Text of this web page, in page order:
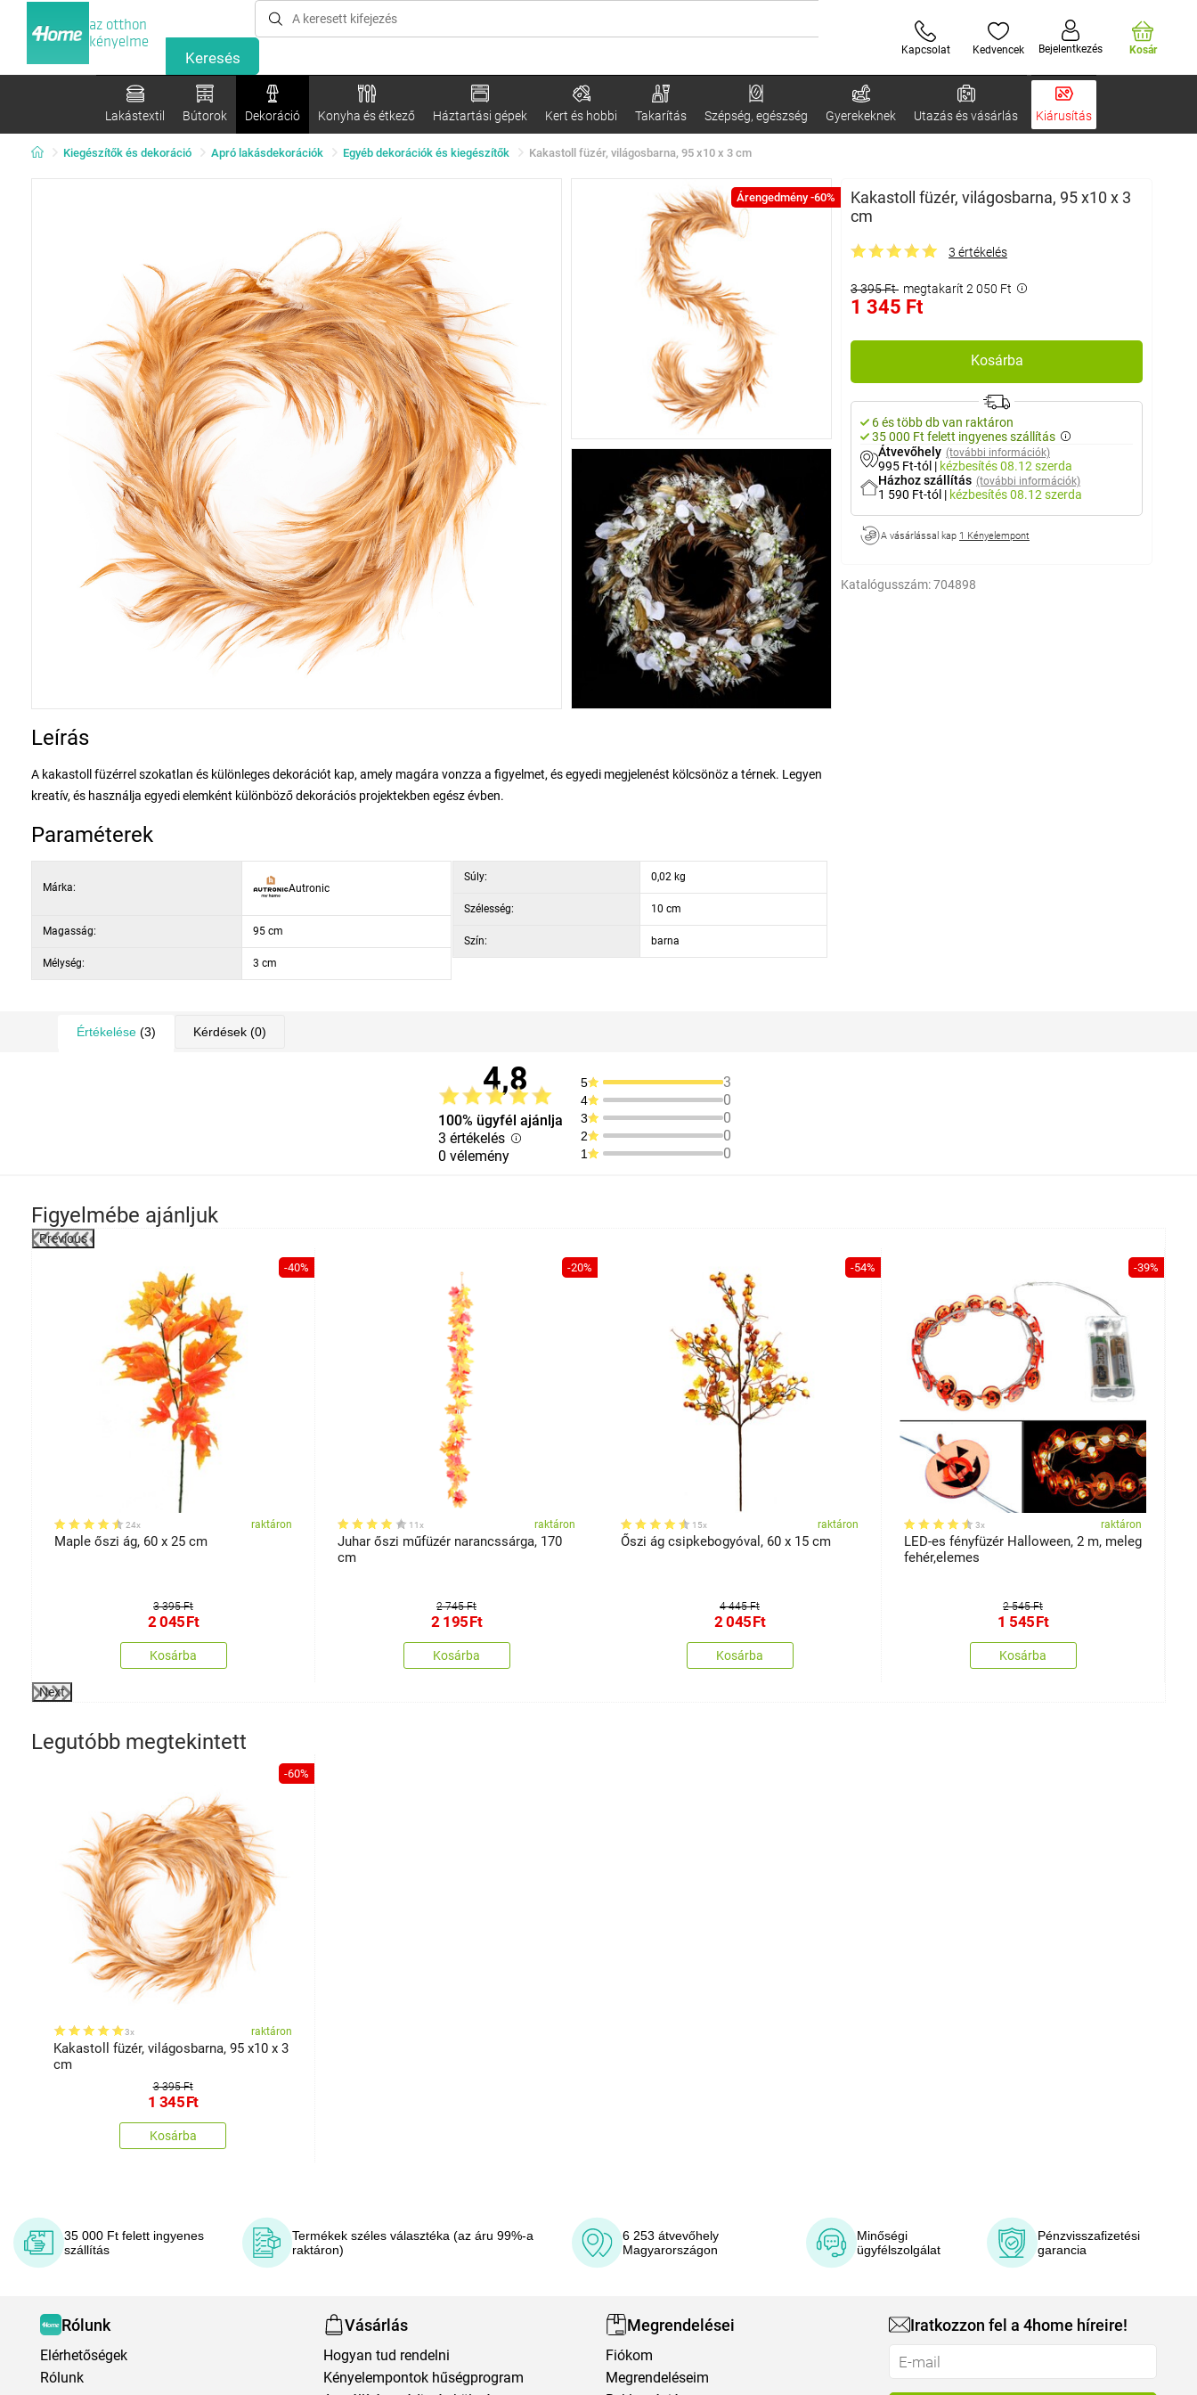
az otthon
kényelme
Kapcsolat Kedvencek Bejelentkezés Kosár
Lakástextil Bútorok Dekoráció Konyha és étkező Háztartási gépek Kert és hobbi Takarítás Szépség, egészség Gyerekeknek Utazás és vásárlás Kiárusítás
Kiegészítők és dekoráció Apró lakásdekorációk Egyéb dekorációk és kiegészítők Kakastoll füzér, világosbarna, 95 x10 x 3 cm
Árengedmény -60%
Kakastoll füzér, világosbarna, 95 x10 x 3
cm
3 értékelés
3 395 Ft megtakarít 2 050 Ft
1 345 Ft
Kosárba
6 és több db van raktáron
35 000 Ft felett ingyenes szállítás
Átvevőhely (további információk)
995 Ft-tól | kézbesítés08.12 szerda
Házhoz szállítás (további információk)
1 590 Ft-tól | kézbesítés08.12 szerda
A vásárlással kap 1 Kényelempont
Katalógusszám:704898
Leírás
A kakastoll füzérrel szokatlan és különleges dekorációt kap, amely magára vonzza a figyelmet, és egyedi megjelenést kölcsönöz a térnek. Legyen
kreatív, és használja egyedi elemként különböző dekorációs projektekben egész évben.
Paraméterek
Márka: Autronic
Magasság: 95 cm
Mélység: 3 cm
Súly: 0,02 kg
Szélesség: 10 cm
Szín: barna
Értékelése (3) Kérdések (0)
4,8
100% ügyfél ajánlja
3 értékelés
0 vélemény
5 3
4 0
3 0
2 0
1 0
Figyelmébe ajánljuk
Previous
-40%
24x raktáron
Maple őszi ág, 60 x 25 cm
3 395 Ft
2 045Ft
Kosárba
-20%
11x raktáron
Juhar őszi műfüzér narancssárga, 170
cm
2 745 Ft
2 195Ft
Kosárba
-54%
15x raktáron
Őszi ág csipkebogyóval, 60 x 15 cm
4 445 Ft
2 045Ft
Kosárba
-39%
3x raktáron
LED-es fényfüzér Halloween, 2 m, meleg
fehér,elemes
2 545 Ft
1 545Ft
Kosárba
Next
Legutóbb megtekintett
-60%
3x raktáron
Kakastoll füzér, világosbarna, 95 x10 x 3
cm
3 395 Ft
1 345Ft
Kosárba
35 000 Ft felett ingyenes
szállítás
Termékek széles választéka (az áru 99%-a
raktáron)
6 253 átvevőhely
Magyarországon
Minőségi
ügyfélszolgálat
Pénzvisszafizetési
garancia
Rólunk
Elérhetőségek
Rólunk
Vásárlás
Hogyan tud rendelni
Kényelempontok hűségprogram
Megrendelései
Fiókom
Megrendeléseim
Iratkozzon fel a 4home híreire!